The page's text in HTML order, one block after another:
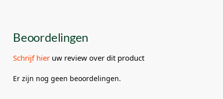
Beoordelingen
Schrijf hier uw review over dit product
Er zijn nog geen beoordelingen.